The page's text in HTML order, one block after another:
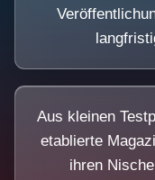
Aus kleinen
etablierte
ihren